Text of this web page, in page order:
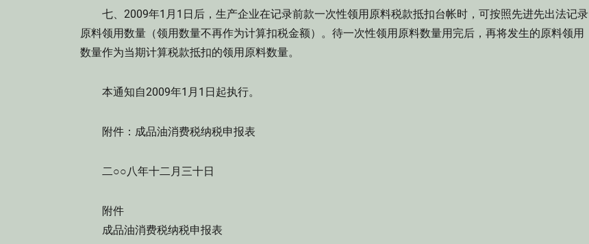
七、2009年1月1日后，生产企业在记录前款一次性领用原料税款抵扣台帐时，可按照先进先出法记录
原料领用数量（领用数量不再作为计算扣税金额）。待一次性领用原料数量用完后，再将发生的原料领用
数量作为当期计算税款抵扣的领用原料数量。
本通知自2009年1月1日起执行。
附件：成品油消费税纳税申报表
二○○八年十二月三十日
附件
成品油消费税纳税申报表